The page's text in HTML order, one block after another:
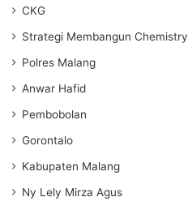
CKG
Strategi Membangun Chemistry
Polres Malang
Anwar Hafid
Pembobolan
Gorontalo
Kabupaten Malang
Ny Lely Mirza Agus